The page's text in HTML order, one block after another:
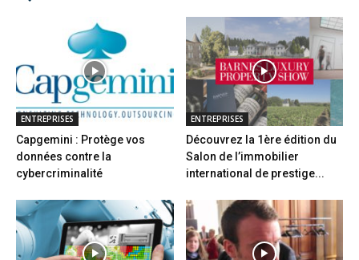
ENTREPRISES
Capgemini : Protège vos
données contre la
cybercriminalité
ENTREPRISES
Découvrez la 1ère édition du
Salon de l’immobilier
international de prestige...